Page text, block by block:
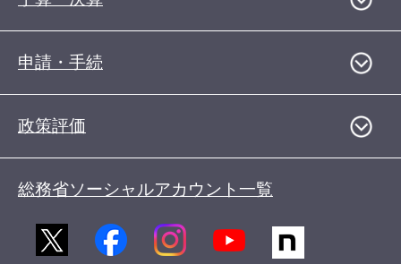
申請・手続
政策評価
総務省ソーシャルアカウント一覧